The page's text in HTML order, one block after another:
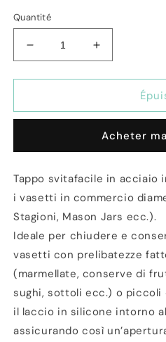
Quantité
Réduire
la
quantité
Tappo
Happy
Augmenter
la
quantité
Tappo
facile
Happy
Acheter
Tappo svitafacile in acciaio
i vasetti in commercio
Stagioni, Mason Jars ecc.).
Ideale per chiudere e
vasetti con prelibatezze
(marmellate, conserve di
sughi, sottoli ecc.) o piccoli
il laccio in silicone intorno
assicurando così